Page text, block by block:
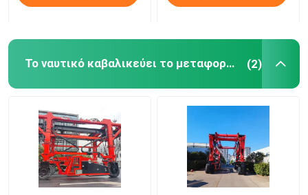
Το ναυτικό καβαλικεύει το μεταφορέα (2)